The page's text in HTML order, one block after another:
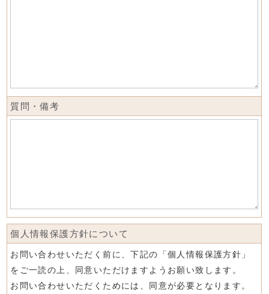
質問・備考
個人情報保護方針について
お問い合わせいただく前に、下記の「個人情報保護方針」
をご一読の上、同意いただけますようお願い致します。
お問い合わせいただくためには、同意が必要となります。